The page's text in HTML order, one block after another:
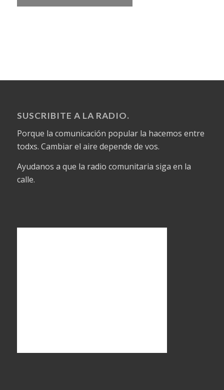
SUSCRIBITE A LA RADIO.
Porque la comunicación popular la hacemos entre
todxs. Cambiar el aire depende de vos.
Ayudanos a que la radio comunitaria siga en la
calle.